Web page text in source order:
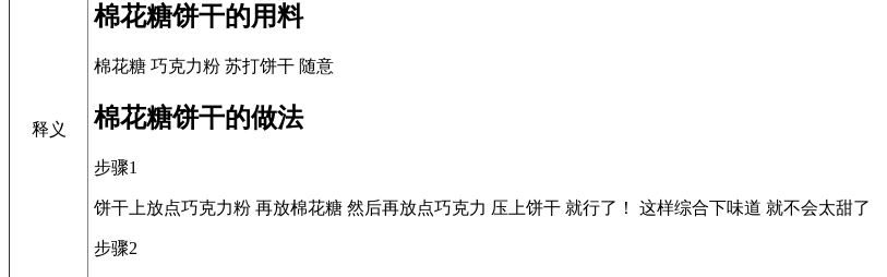
释义
棉花糖饼干的用料
棉花糖 巧克力粉 苏打饼干 随意
棉花糖饼干的做法
步骤1
饼干上放点巧克力粉 再放棉花糖 然后再放点巧克力 压上饼干 就行了！ 这样综合下味道 就不会太甜了
步骤2